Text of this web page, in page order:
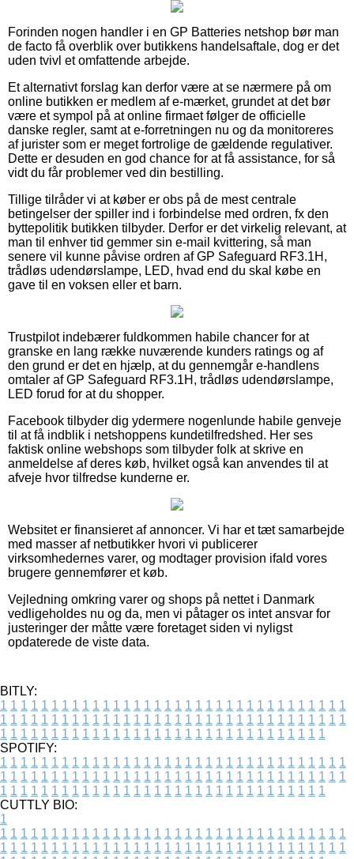
Forinden nogen handler i en GP Batteries netshop bør man
de facto få overblik over butikkens handelsaftale, dog er det
uden tvivl et omfattende arbejde.
Et alternativt forslag kan derfor være at se nærmere på om
online butikken er medlem af e-mærket, grundet at det bør
være et sympol på at online firmaet følger de officielle
danske regler, samt at e-forretningen nu og da monitoreres
af jurister som er meget fortrolige de gældende regulativer.
Dette er desuden en god chance for at få assistance, for så
vidt du får problemer ved din bestilling.
Tillige tilråder vi at køber er obs på de mest centrale
betingelser der spiller ind i forbindelse med ordren, fx den
byttepolitik butikken tilbyder. Derfor er det virkelig relevant, at
man til enhver tid gemmer sin e-mail kvittering, så man
senere vil kunne påvise ordren af GP Safeguard RF3.1H,
trådløs udendørslampe, LED, hvad end du skal købe en
gave til en voksen eller et barn.
Trustpilot indebærer fuldkommen habile chancer for at
granske en lang række nuværende kunders ratings og af
den grund er det en hjælp, at du gennemgår e-handlens
omtaler af GP Safeguard RF3.1H, trådløs udendørslampe,
LED forud for at du shopper.
Facebook tilbyder dig ydermere nogenlunde habile genveje
til at få indblik i netshoppens kundetilfredshed. Her ses
faktisk online webshops som tilbyder folk at skrive en
anmeldelse af deres køb, hvilket også kan anvendes til at
afveje hvor tilfredse kunderne er.
Websitet er finansieret af annoncer. Vi har et tæt samarbejde
med masser af netbutikker hvori vi publicerer
virksomhedernes varer, og modtager provision ifald vores
brugere gennemfører et køb.
Vejledning omkring varer og shops på nettet i Danmark
vedligeholdes nu og da, men vi påtager os intet ansvar for
justeringer der måtte være foretaget siden vi nyligst
opdaterede de viste data.
BITLY:
1 1 1 1 1 1 1 1 1 1 1 1 1 1 1 1 1 1 1 1 1 1 1 1 1 1 1 1 1 1 1 1 1 1
1 1 1 1 1 1 1 1 1 1 1 1 1 1 1 1 1 1 1 1 1 1 1 1 1 1 1 1 1 1 1 1 1 1
1 1 1 1 1 1 1 1 1 1 1 1 1 1 1 1 1 1 1 1 1 1 1 1 1 1 1 1 1 1 1 1
SPOTIFY:
1 1 1 1 1 1 1 1 1 1 1 1 1 1 1 1 1 1 1 1 1 1 1 1 1 1 1 1 1 1 1 1 1 1
1 1 1 1 1 1 1 1 1 1 1 1 1 1 1 1 1 1 1 1 1 1 1 1 1 1 1 1 1 1 1 1 1 1
1 1 1 1 1 1 1 1 1 1 1 1 1 1 1 1 1 1 1 1 1 1 1 1 1 1 1 1 1 1 1 1
CUTTLY BIO:
1
1 1 1 1 1 1 1 1 1 1 1 1 1 1 1 1 1 1 1 1 1 1 1 1 1 1 1 1 1 1 1 1 1 1
1 1 1 1 1 1 1 1 1 1 1 1 1 1 1 1 1 1 1 1 1 1 1 1 1 1 1 1 1 1 1 1 1 1